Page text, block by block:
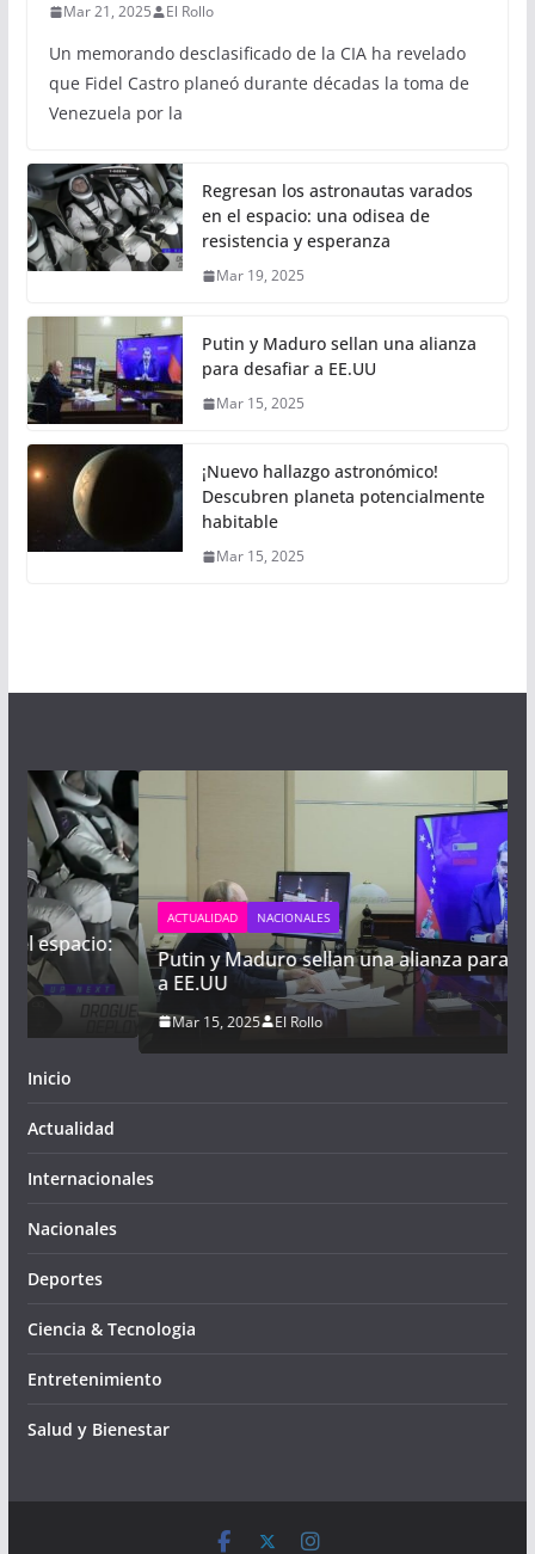
Mar 21, 2025 El Rollo
Un memorando desclasificado de la CIA ha revelado
que Fidel Castro planeó durante décadas la toma de
Venezuela por la
Regresan los astronautas varados
en el espacio: una odisea de
resistencia y esperanza
Mar 19, 2025
Putin y Maduro sellan una alianza
para desafiar a EE.UU
Mar 15, 2025
¡Nuevo hallazgo astronómico!
Descubren planeta potencialmente
habitable
Mar 15, 2025
ACTUALIDAD NACIONALES
Putin y Maduro sellan una alianza para desafiar
a EE.UU
Mar 15, 2025 El Rollo
Inicio
Actualidad
Internacionales
Nacionales
Deportes
Ciencia & Tecnologia
Entretenimiento
Salud y Bienestar